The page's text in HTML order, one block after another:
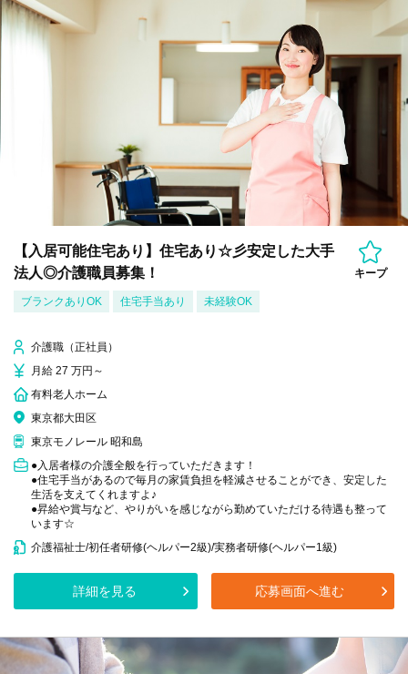
【入居可能住宅あり】住宅あり☆彡安定した大手
法人◎介護職員募集！
キープ
ブランクありOK 住宅手当あり 未経験OK
介護職（正社員）
月給 27 万円～
有料老人ホーム
東京都大田区
東京モノレール 昭和島
●入居者様の介護全般を行っていただきます！
●住宅手当があるので毎月の家賃負担を軽減させることができ、安定した
生活を支えてくれますよ♪
●昇給や賞与など、やりがいを感じながら勤めていただける待遇も整って
います☆
介護福祉士/初任者研修(ヘルパー2級)/実務者研修(ヘルパー1級)
詳細を見る 応募画面へ進む